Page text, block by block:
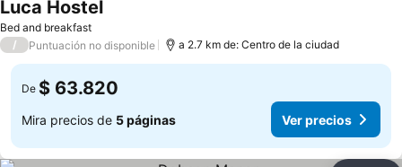
Bed and breakfast
Luca Hostel
/ Puntuación no disponible a 2.7 km de: Centro de la ciudad
De $ 63.820
Mira precios de 5 páginas Ver precios